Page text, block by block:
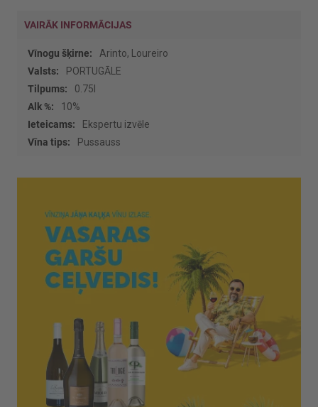
VAIRĀK INFORMĀCIJAS
Vairāk
informācijas
Arinto, Loureiro
PORTUGĀLE
0.75l
10%
Ekspertu izvēle
Pussauss